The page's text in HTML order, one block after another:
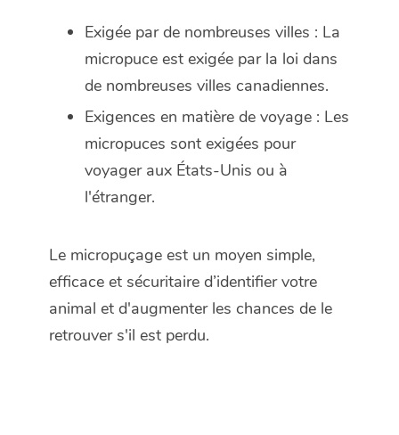
Exigée par de nombreuses villes : La
micropuce est exigée par la loi dans
de nombreuses villes canadiennes.
Exigences en matière de voyage : Les
micropuces sont exigées pour
voyager aux États-Unis ou à
l'étranger.
Le micropuçage est un moyen simple,
efficace et sécuritaire d’identifier votre
animal et d'augmenter les chances de le
retrouver s'il est perdu.